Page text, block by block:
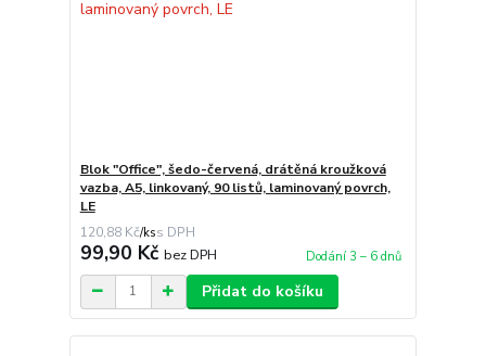
Blok "Office", šedo-červená, drátěná kroužková
vazba, A5, linkovaný, 90 listů, laminovaný povrch,
LE
120,88 Kč/ks
99,90 Kč bez DPH Dodání 3 – 6 dnů
Přidat do košíku